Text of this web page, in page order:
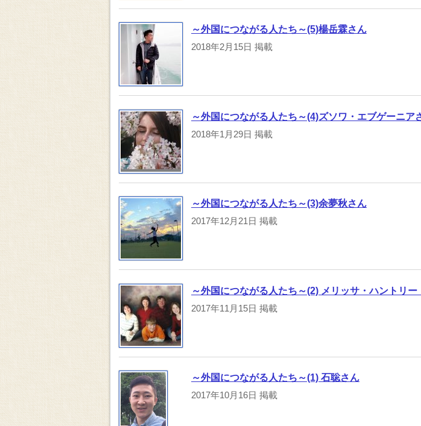
～外国につながる人たち～(5)楊岳霖さん
2018年2月15日 掲載
～外国につながる人たち～(4)ズソワ・エブゲーニ
2018年1月29日 掲載
～外国につながる人たち～(3)余夢秋さん
2017年12月21日 掲載
～外国につながる人たち～(2) メリッサ・ハントリー
2017年11月15日 掲載
～外国につながる人たち～(1) 石聡さん
2017年10月16日 掲載